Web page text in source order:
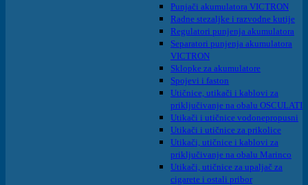
Punjači akumulatora VICTRON
Radne stezaljke i razvodne kutije
Regulatori punjenja akumulatora
Separatori punjenja akumulatora
VICTRON
Sklopke za akumulatore
Spojevi i faston
Utičnice, utikači i kablovi za
priključivanje na obalu OSCULATI
Utikači i utičnice vodonepropusni
Utikači i utičnice za prikolice
Utikači, utičnice i kablovi za
priključivanje na obalu Marinco
Utikači, utičnice za upaljač za
cigarete i ostali pribor